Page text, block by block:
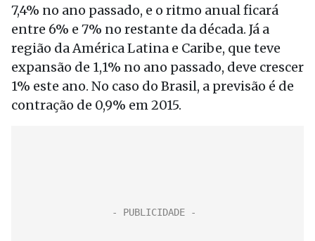
7,4% no ano passado, e o ritmo anual ficará
entre 6% e 7% no restante da década. Já a
região da América Latina e Caribe, que teve
expansão de 1,1% no ano passado, deve crescer
1% este ano. No caso do Brasil, a previsão é de
contração de 0,9% em 2015.